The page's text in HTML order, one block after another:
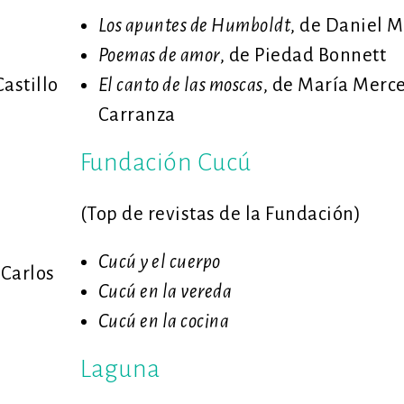
Los apuntes de Humboldt, de Daniel
Poemas de amor, de Piedad Bonnett
El canto de las moscas, de María
Carranza
Fundación Cucú
(Top de revistas de la Fundación)
Cucú y el cuerpo
Cucú en la vereda
Cucú en la cocina
Laguna